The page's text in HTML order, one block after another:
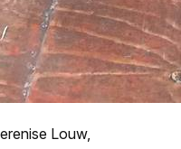
Louw,